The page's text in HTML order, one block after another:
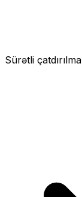
Sürətli çatdırılma